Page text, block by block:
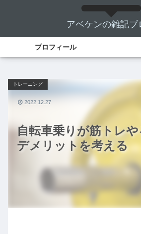
アベケンの雑記ブ
プロフィール
自転車乗りが筋トレ
デメリットを考える
トレーニング
2022.12.27